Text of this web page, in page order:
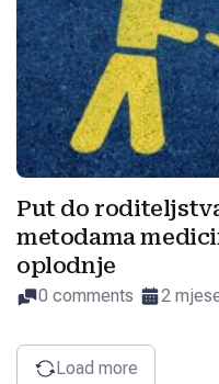
Put do
metodama
oplodnje
0 comments 2
Load more